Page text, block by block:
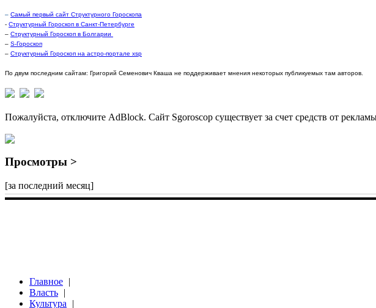
– Самый первый сайт Структурного Гороскопа
- Структурный Гороскоп в Санкт-Петербурге
– Структурный Гороскоп в Болгарии
– S-Гороскоп
– Структурный Гороскоп на астро-портале xsp
По двум последним сайтам: Григорий Семенович Кваша не поддерживает мнения некоторых публикуемых там авторов.
Пожалуйста, отключите AdBlock. Сайт Sgoroscop существует за счет средств от
Просмотры >
[за последний месяц]
Главное |
Власть |
Культура
|